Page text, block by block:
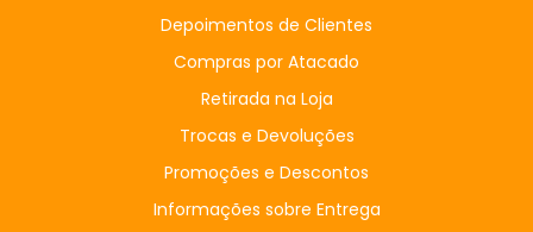
Depoimentos de Clientes
Compras por Atacado
Retirada na Loja
Trocas e Devoluções
Promoções e Descontos
Informações sobre Entrega